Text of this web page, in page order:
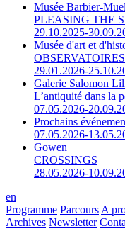
Musée Barbier-
PLEASING THE
29.10.2025-
Musée d'art et
OBSERVATOIRES
29.01.2026-
Galerie Salomon
L’antiquité dans la
07.05.2026-
Prochains
07.05.2026-
Gowen
CROSSINGS
28.05.2026-
en
Programme Parcours A
Archives Newsletter